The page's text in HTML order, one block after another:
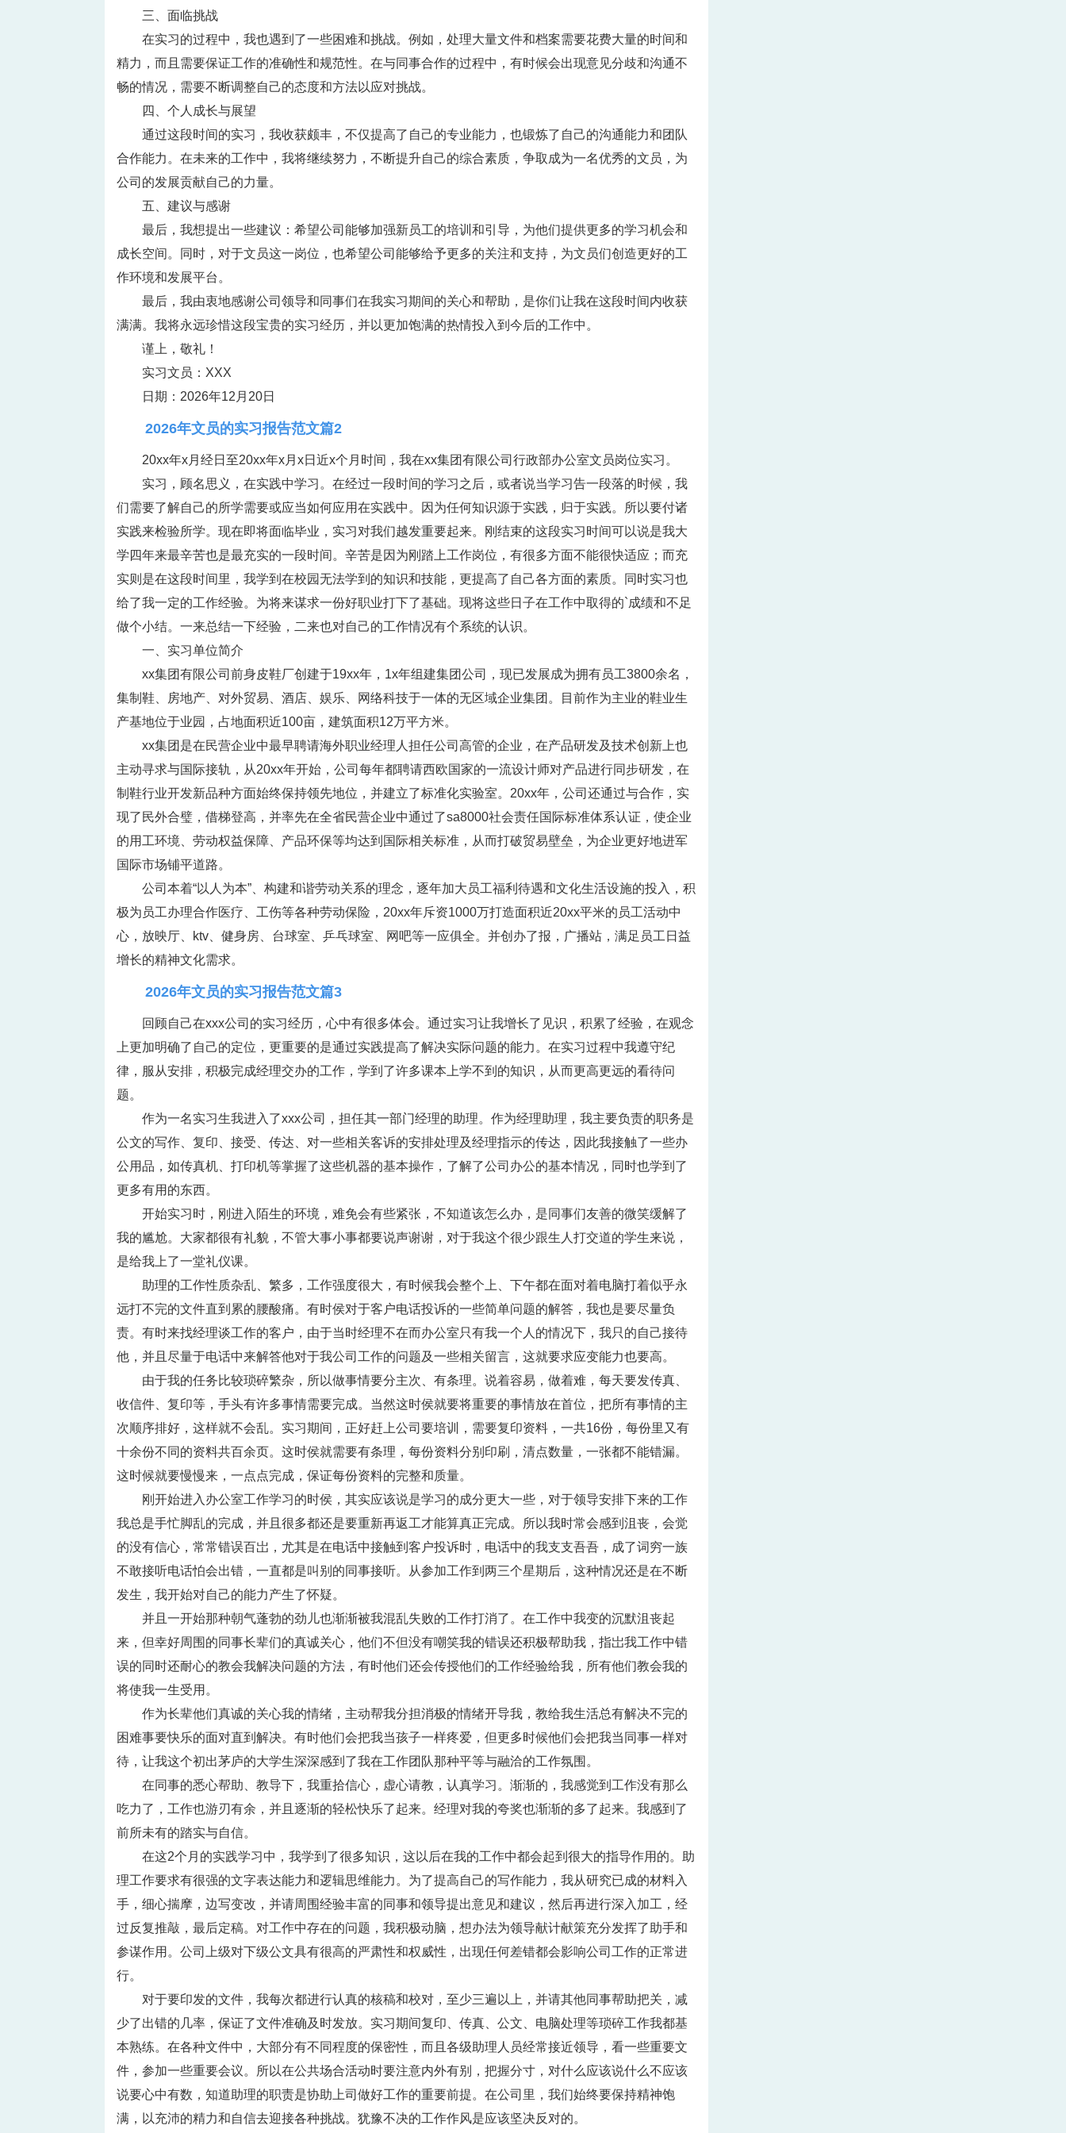
三、面临挑战
在实习的过程中，我也遇到了一些困难和挑战。例如，处理大量文件和档案需要花费大量的时间和
精力，而且需要保证工作的准确性和规范性。在与同事合作的过程中，有时候会出现意见分歧和沟通不
畅的情况，需要不断调整自己的态度和方法以应对挑战。
四、个人成长与展望
通过这段时间的实习，我收获颇丰，不仅提高了自己的专业能力，也锻炼了自己的沟通能力和团队
合作能力。在未来的工作中，我将继续努力，不断提升自己的综合素质，争取成为一名优秀的文员，为
公司的发展贡献自己的力量。
五、建议与感谢
最后，我想提出一些建议：希望公司能够加强新员工的培训和引导，为他们提供更多的学习机会和
成长空间。同时，对于文员这一岗位，也希望公司能够给予更多的关注和支持，为文员们创造更好的工
作环境和发展平台。
最后，我由衷地感谢公司领导和同事们在我实习期间的关心和帮助，是你们让我在这段时间内收获
满满。我将永远珍惜这段宝贵的实习经历，并以更加饱满的热情投入到今后的工作中。
谨上，敬礼！
实习文员：XXX
日期：2026年12月20日
2026年文员的实习报告范文篇2
20xx年x月经日至20xx年x月x日近x个月时间，我在xx集团有限公司行政部办公室文员岗位实习。
实习，顾名思义，在实践中学习。在经过一段时间的学习之后，或者说当学习告一段落的时候，我
们需要了解自己的所学需要或应当如何应用在实践中。因为任何知识源于实践，归于实践。所以要付诸
实践来检验所学。现在即将面临毕业，实习对我们越发重要起来。刚结束的这段实习时间可以说是我大
学四年来最辛苦也是最充实的一段时间。辛苦是因为刚踏上工作岗位，有很多方面不能很快适应；而充
实则是在这段时间里，我学到在校园无法学到的知识和技能，更提高了自己各方面的素质。同时实习也
给了我一定的工作经验。为将来谋求一份好职业打下了基础。现将这些日子在工作中取得的`成绩和不足
做个小结。一来总结一下经验，二来也对自己的工作情况有个系统的认识。
一、实习单位简介
xx集团有限公司前身皮鞋厂创建于19xx年，1x年组建集团公司，现已发展成为拥有员工3800余名，
集制鞋、房地产、对外贸易、酒店、娱乐、网络科技于一体的无区域企业集团。目前作为主业的鞋业生
产基地位于业园，占地面积近100亩，建筑面积12万平方米。
xx集团是在民营企业中最早聘请海外职业经理人担任公司高管的企业，在产品研发及技术创新上也
主动寻求与国际接轨，从20xx年开始，公司每年都聘请西欧国家的一流设计师对产品进行同步研发，在
制鞋行业开发新品种方面始终保持领先地位，并建立了标准化实验室。20xx年，公司还通过与合作，实
现了民外合璧，借梯登高，并率先在全省民营企业中通过了sa8000社会责任国际标准体系认证，使企业
的用工环境、劳动权益保障、产品环保等均达到国际相关标准，从而打破贸易壁垒，为企业更好地进军
国际市场铺平道路。
公司本着“以人为本”、构建和谐劳动关系的理念，逐年加大员工福利待遇和文化生活设施的投入，积
极为员工办理合作医疗、工伤等各种劳动保险，20xx年斥资1000万打造面积近20xx平米的员工活动中
心，放映厅、ktv、健身房、台球室、乒乓球室、网吧等一应俱全。并创办了报，广播站，满足员工日益
增长的精神文化需求。
2026年文员的实习报告范文篇3
回顾自己在xxx公司的实习经历，心中有很多体会。通过实习让我增长了见识，积累了经验，在观念
上更加明确了自己的定位，更重要的是通过实践提高了解决实际问题的能力。在实习过程中我遵守纪
律，服从安排，积极完成经理交办的工作，学到了许多课本上学不到的知识，从而更高更远的看待问
题。
作为一名实习生我进入了xxx公司，担任其一部门经理的助理。作为经理助理，我主要负责的职务是
公文的写作、复印、接受、传达、对一些相关客诉的安排处理及经理指示的传达，因此我接触了一些办
公用品，如传真机、打印机等掌握了这些机器的基本操作，了解了公司办公的基本情况，同时也学到了
更多有用的东西。
开始实习时，刚进入陌生的环境，难免会有些紧张，不知道该怎么办，是同事们友善的微笑缓解了
我的尴尬。大家都很有礼貌，不管大事小事都要说声谢谢，对于我这个很少跟生人打交道的学生来说，
是给我上了一堂礼仪课。
助理的工作性质杂乱、繁多，工作强度很大，有时候我会整个上、下午都在面对着电脑打着似乎永
远打不完的文件直到累的腰酸痛。有时侯对于客户电话投诉的一些简单问题的解答，我也是要尽量负
责。有时来找经理谈工作的客户，由于当时经理不在而办公室只有我一个人的情况下，我只的自己接待
他，并且尽量于电话中来解答他对于我公司工作的问题及一些相关留言，这就要求应变能力也要高。
由于我的任务比较琐碎繁杂，所以做事情要分主次、有条理。说着容易，做着难，每天要发传真、
收信件、复印等，手头有许多事情需要完成。当然这时侯就要将重要的事情放在首位，把所有事情的主
次顺序排好，这样就不会乱。实习期间，正好赶上公司要培训，需要复印资料，一共16份，每份里又有
十余份不同的资料共百余页。这时侯就需要有条理，每份资料分别印刷，清点数量，一张都不能错漏。
这时候就要慢慢来，一点点完成，保证每份资料的完整和质量。
刚开始进入办公室工作学习的时侯，其实应该说是学习的成分更大一些，对于领导安排下来的工作
我总是手忙脚乱的完成，并且很多都还是要重新再返工才能算真正完成。所以我时常会感到沮丧，会觉
的没有信心，常常错误百岀，尤其是在电话中接触到客户投诉时，电话中的我支支吾吾，成了词穷一族
不敢接听电话怕会出错，一直都是叫别的同事接听。从参加工作到两三个星期后，这种情况还是在不断
发生，我开始对自己的能力产生了怀疑。
并且一开始那种朝气蓬勃的劲儿也渐渐被我混乱失败的工作打消了。在工作中我变的沉默沮丧起
来，但幸好周围的同事长辈们的真诚关心，他们不但没有嘲笑我的错误还积极帮助我，指岀我工作中错
误的同时还耐心的教会我解决问题的方法，有时他们还会传授他们的工作经验给我，所有他们教会我的
将使我一生受用。
作为长辈他们真诚的关心我的情绪，主动帮我分担消极的情绪开导我，教给我生活总有解决不完的
困难事要快乐的面对直到解决。有时他们会把我当孩子一样疼爱，但更多时候他们会把我当同事一样对
待，让我这个初出茅庐的大学生深深感到了我在工作团队那种平等与融洽的工作氛围。
在同事的悉心帮助、教导下，我重拾信心，虚心请教，认真学习。渐渐的，我感觉到工作没有那么
吃力了，工作也游刃有余，并且逐渐的轻松快乐了起来。经理对我的夸奖也渐渐的多了起来。我感到了
前所未有的踏实与自信。
在这2个月的实践学习中，我学到了很多知识，这以后在我的工作中都会起到很大的指导作用的。助
理工作要求有很强的文字表达能力和逻辑思维能力。为了提高自己的写作能力，我从研究已成的材料入
手，细心揣摩，边写变改，并请周围经验丰富的同事和领导提出意见和建议，然后再进行深入加工，经
过反复推敲，最后定稿。对工作中存在的问题，我积极动脑，想办法为领导献计献策充分发挥了助手和
参谋作用。公司上级对下级公文具有很高的严肃性和权威性，出现任何差错都会影响公司工作的正常进
行。
对于要印发的文件，我每次都进行认真的核稿和校对，至少三遍以上，并请其他同事帮助把关，减
少了出错的几率，保证了文件准确及时发放。实习期间复印、传真、公文、电脑处理等琐碎工作我都基
本熟练。在各种文件中，大部分有不同程度的保密性，而且各级助理人员经常接近领导，看一些重要文
件，参加一些重要会议。所以在公共场合活动时要注意内外有别，把握分寸，对什么应该说什么不应该
说要心中有数，知道助理的职责是协助上司做好工作的重要前提。在公司里，我们始终要保持精神饱
满，以充沛的精力和自信去迎接各种挑战。犹豫不决的工作作风是应该坚决反对的。